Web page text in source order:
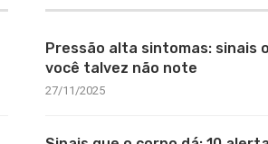
Pressão alta sintomas: sinais
você talvez não note
27/11/2025